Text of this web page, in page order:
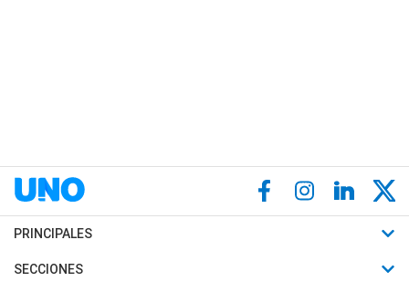
PRINCIPALES
Últimas Noticias
SECCIONES